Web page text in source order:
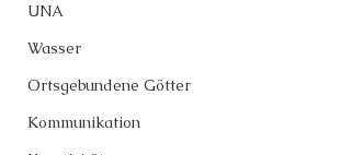
UNA
Wasser
Ortsgebundene Götter
Kommunikation